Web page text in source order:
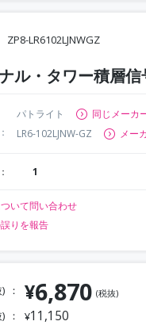
ZP8-LR6102LJNWGZ
ル・タワー積層
パトライト
同じメーカ
LR6-102LJNW-GZ メー
1
いて問い合わせ
りを報告
¥6,870 (税抜)
¥11,150